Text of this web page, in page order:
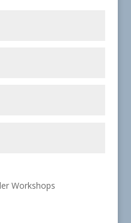
Workshops